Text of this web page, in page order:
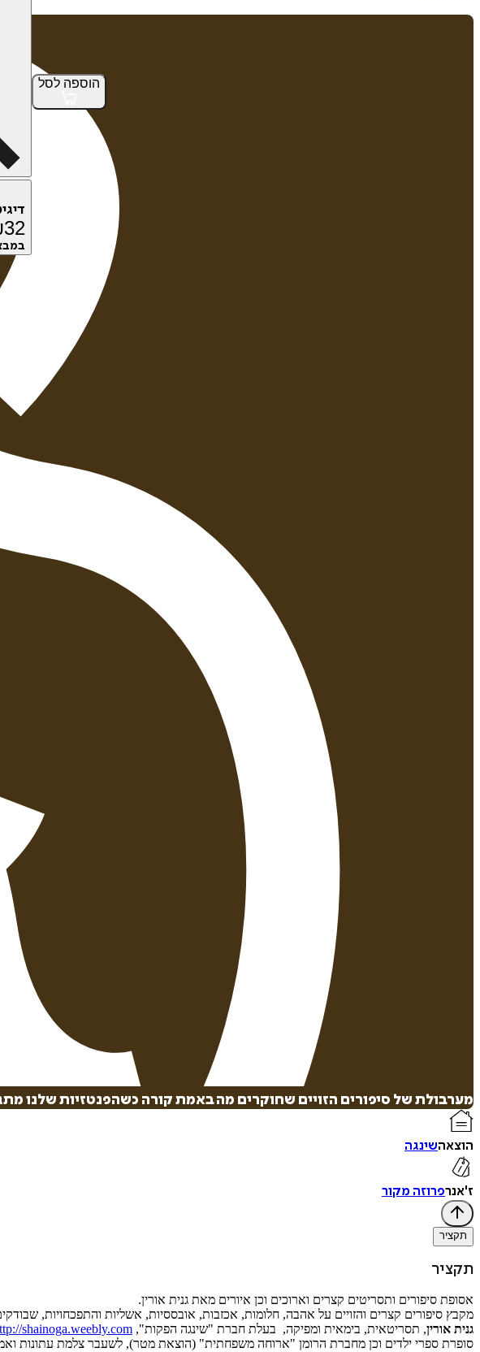
הוספה לסל
32
מערבולת של סיפורים הזויים שחוקרים מה באמת קורה כשהפנטזיות שלנו
הוצאהשינגה
ז'אנרפרוזה מקור
תקציר
תקציר
אסופת סיפורים ותסריטים קצרים וארוכים וכן איורים מאת גנית אורין.
מקבץ סיפורים קצרים והזויים על אהבה, חלומות, אכזבות, אובססיות, אשליות והתפכחויות,
גנית אורין, תסריטאית, בימאית ומפיקה, בעלת חברת "שינגה הפקות", shainoga.weebly.com
סופרת ספרי ילדים וכן מחברת הרומן "ארוחה משפחתית" (הוצאת מטר), לשעבר צלמת עתונות